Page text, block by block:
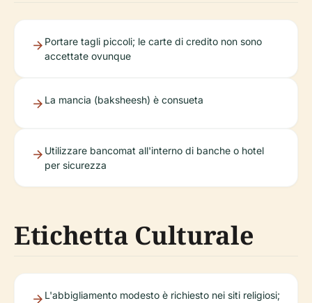
Portare tagli piccoli; le carte di credito non sono
accettate ovunque
La mancia (baksheesh) è consueta
Utilizzare bancomat all'interno di banche o hotel
per sicurezza
Etichetta Culturale
L'abbigliamento modesto è richiesto nei siti religiosi;